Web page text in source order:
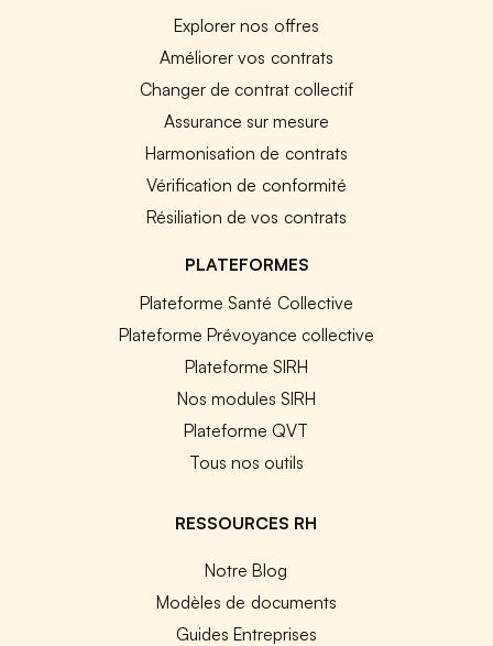
Explorer nos offres
Améliorer vos contrats
Changer de contrat collectif
Assurance sur mesure
Harmonisation de contrats
Vérification de conformité
Résiliation de vos contrats
PLATEFORMES
Plateforme Santé Collective
Plateforme Prévoyance collective
Plateforme SIRH
Nos modules SIRH
Plateforme QVT
Tous nos outils
RESSOURCES RH
Notre Blog
Modèles de documents
Guides Entreprises